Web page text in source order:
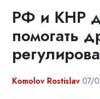
РФ и КНР
помогать
Komolov Rostislav 07/